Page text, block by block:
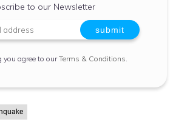
to our Newsletter
you agree to ourTerms & Conditions